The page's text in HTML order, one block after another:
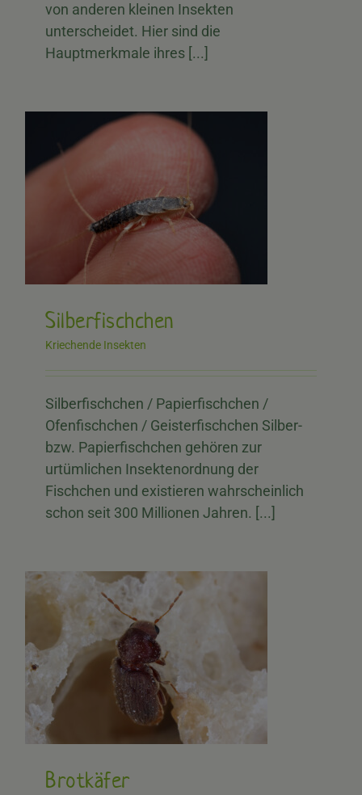
von anderen kleinen Insekten
unterscheidet. Hier sind die
Hauptmerkmale ihres [...]
Silberfischchen
Kriechende Insekten
Silberfischchen / Papierfischchen /
Ofenfischchen / Geisterfischchen Silber-
bzw. Papierfischchen gehören zur
urtümlichen Insektenordnung der
Fischchen und existieren wahrscheinlich
schon seit 300 Millionen Jahren. [...]
Brotkäfer